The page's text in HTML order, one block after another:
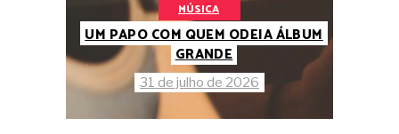
MÚSICA
UM PAPO COM QUEM ODEIA ÁLBUM
GRANDE
31 de julho de 2026